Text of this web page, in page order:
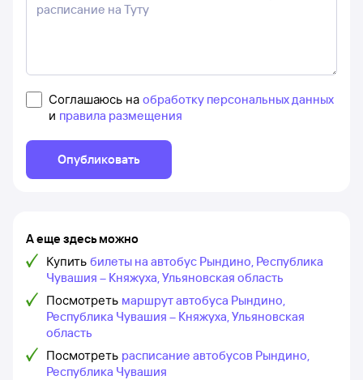
Соглашаюсь на обработку персональных данных
и правила размещения
Опубликовать
А еще здесь можно
Купить билеты на автобус Рындино, Республика
Чувашия – Княжуха, Ульяновская область
Посмотреть маршрут автобуса Рындино,
Республика Чувашия – Княжуха, Ульяновская
область
Посмотреть расписание автобусов Рындино,
Республика Чувашия